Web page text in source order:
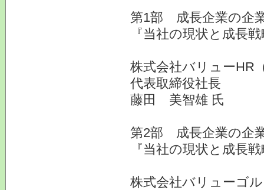
第1部 成長企業の企
『当社の現状と成長
株式会社バリューHR
代表取締役社長
藤田 美智雄 氏
第2部 成長企業の企
『当社の現状と成長
株式会社バリューゴ